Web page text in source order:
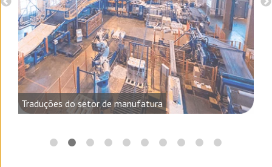
Traduções do setor de manufatura